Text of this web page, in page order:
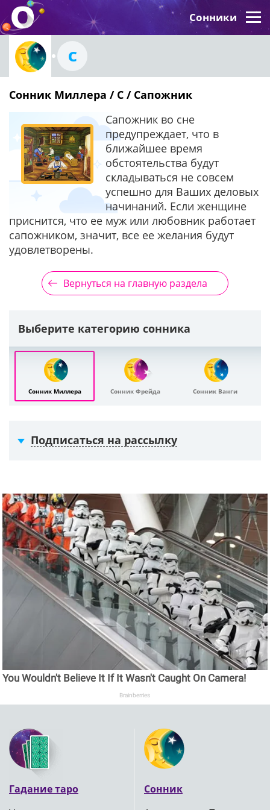
Сонники
С
Сонник Миллера / С / Сапожник
Сапожник во сне
предупреждает, что в
ближайшее время
обстоятельства будут
складываться не совсем
успешно для Ваших деловых
начинаний. Если женщине
приснится, что ее муж или любовник работает
сапожником, значит, все ее желания будут
удовлетворены.
Вернуться на главную раздела
Выберите категорию сонника
Сонник Миллера Сонник Фрейда Сонник Ванги
Подписаться на рассылку
You Wouldn't Believe It If It Wasn't Caught On Camera!
Brainberries
Гадание таро
Сонник